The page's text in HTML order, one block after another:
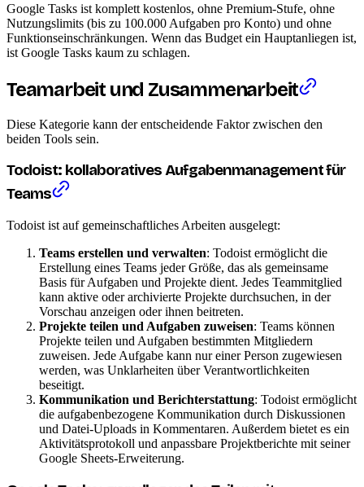
Google Tasks ist komplett kostenlos, ohne Premium-Stufe, ohne
Nutzungslimits (bis zu 100.000 Aufgaben pro Konto) und ohne
Funktionseinschränkungen. Wenn das Budget ein Hauptanliegen ist,
ist Google Tasks kaum zu schlagen.
Teamarbeit und Zusammenarbeit
Diese Kategorie kann der entscheidende Faktor zwischen den
beiden Tools sein.
Todoist: kollaboratives Aufgabenmanagement für
Teams
Todoist ist auf gemeinschaftliches Arbeiten ausgelegt:
Teams erstellen und verwalten: Todoist ermöglicht die
Erstellung eines Teams jeder Größe, das als gemeinsame
Basis für Aufgaben und Projekte dient. Jedes Teammitglied
kann aktive oder archivierte Projekte durchsuchen, in der
Vorschau anzeigen oder ihnen beitreten.
Projekte teilen und Aufgaben zuweisen: Teams können
Projekte teilen und Aufgaben bestimmten Mitgliedern
zuweisen. Jede Aufgabe kann nur einer Person zugewiesen
werden, was Unklarheiten über Verantwortlichkeiten
beseitigt.
Kommunikation und Berichterstattung: Todoist ermöglicht
die aufgabenbezogene Kommunikation durch Diskussionen
und Datei-Uploads in Kommentaren. Außerdem bietet es ein
Aktivitätsprotokoll und anpassbare Projektberichte mit seiner
Google Sheets-Erweiterung.